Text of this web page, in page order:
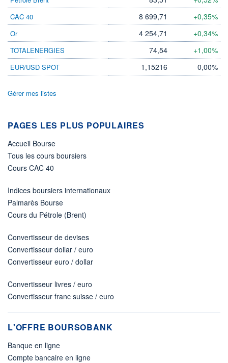
LIMITE À LA LIMITE À LA
0,0000
RENDEMENT
ESTIMÉ 2026
5,38%
PER ESTIMÉ
11,41
06.08.26 / 21:52:02
Boursobank
CAC 40 8 699,71 +0,35%
Or 4 254,71 +0,34%
TOTALENERGIES 74,54 +1,00%
EUR/USD SPOT 1,15216 0,00%
Gérer mes listes
PAGES LES PLUS POPULAIRES
Accueil Bourse
Tous les cours boursiers
Cours CAC 40
Indices boursiers internationaux
Palmarès Bourse
Cours du Pétrole (Brent)
Convertisseur de devises
Convertisseur dollar / euro
Convertisseur euro / dollar
Convertisseur livres / euro
Convertisseur franc suisse / euro
L'OFFRE BOURSOBANK
Banque en ligne
Compte bancaire en ligne